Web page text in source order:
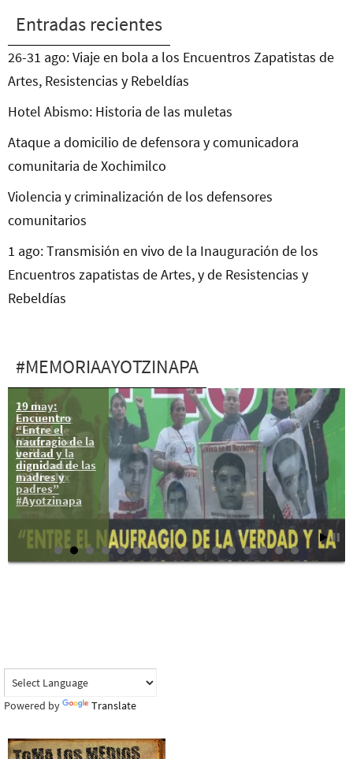
Entradas recientes
26-31 ago: Viaje en bola a los Encuentros Zapatistas de
Artes, Resistencias y Rebeldías
Hotel Abismo: Historia de las muletas
Ataque a domicilio de defensora y comunicadora
comunitaria de Xochimilco
Violencia y criminalización de los defensores
comunitarios
1 ago: Transmisión en vivo de la Inauguración de los
Encuentros zapatistas de Artes, y de Resistencias y
Rebeldías
#MEMORIAAYOTZINAPA
19 may:
Encuentro
“Entre el
naufragio de la
verdad y la
dignidad de las
madres y
padres”
#Ayotzinapa
20 de
noviembre
Ciudad de
México: Del
baile al
manicomio
#20NovMx
Powered by Translate